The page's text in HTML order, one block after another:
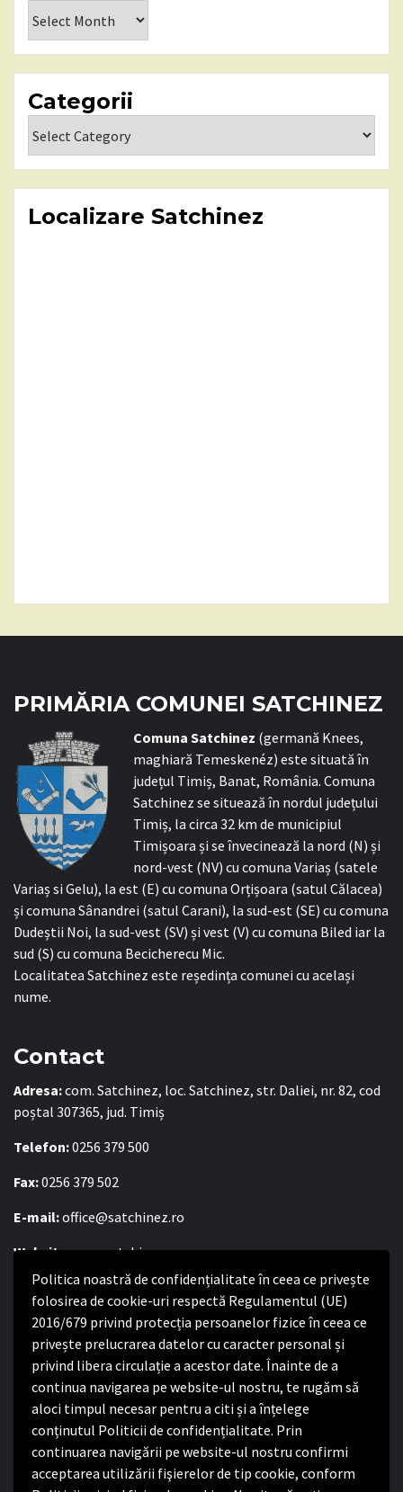
Politica noastră de confidențialitate în ceea ce privește
folosirea de cookie-uri respectă Regulamentul (UE)
2016/679 privind protecția persoanelor fizice în ceea ce
privește prelucrarea datelor cu caracter personal și
privind libera circulație a acestor date. Înainte de a
continua navigarea pe website-ul nostru, te rugăm să
aloci timpul necesar pentru a citi și a înțelege
conținutul Politicii de confidențialitate. Prin
continuarea navigării pe website-ul nostru confirmi
acceptarea utilizării fişierelor de tip cookie, conform
Categorii
Localizare Satchinez
PRIMĂRIA COMUNEI SATCHINEZ
Comuna Satchinez (germană Knees,
maghiară Temeskenéz) este situată în
județul Timiș, Banat, România. Comuna
Satchinez se situează în nordul județului
Timiș, la circa 32 km de municipiul
Timișoara și se învecinează la nord (N) și
nord-vest (NV) cu comuna Variaș (satele
Variaș si Gelu), la est (E) cu comuna Orțișoara (satul Călacea)
și comuna Sânandrei (satul Carani), la sud-est (SE) cu comuna
Dudeștii Noi, la sud-vest (SV) și vest (V) cu comuna Biled iar la
sud (S) cu comuna Becicherecu Mic.
Localitatea Satchinez este reședința comunei cu același
nume.
Contact
Adresa:com. Satchinez, loc. Satchinez, str. Daliei, nr. 82, cod
poștal 307365, jud. Timiș
Telefon:0256 379 500
Fax:0256 379 502
E-mail:office@satchinez.ro
Website:www.satchinez.ro
Program cu publicul:
Luni – Joi:8:00-16:30
Vineri:8:00 – 14:00
Politica de confidențialitate
Politica de confidențialitate
Nota de informare privind implementarea Regulamentului
(UE) 2016/679